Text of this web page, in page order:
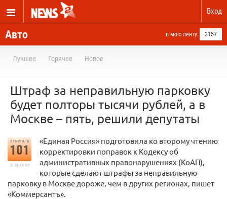
Вход
Авто в мою ленту 3157
Лучшее Горячее Новое
Штраф за неправильную парковку
будет полторы тысячи рублей, а в
Москве – пять, решили депутаты
отметили
101
в архиве
«Единая Россия» подготовила ко второму чтению
корректировки поправок к Кодексу об
административных правонарушениях (КоАП),
которые сделают штрафы за неправильную
парковку в Москве дороже, чем в других регионах, пишет
«Коммерсантъ».